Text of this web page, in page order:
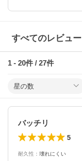
すべてのレビュー
1 - 20件 / 27件
星の数
バッチリ
5
耐久性 ： 壊れにくい